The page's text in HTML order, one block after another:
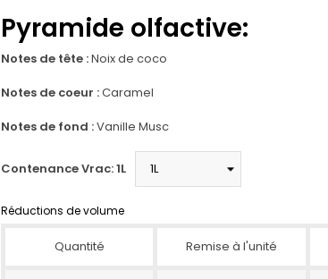
Pyramide olfactive:
Notes de tête :Noix de coco
Notes de coeur :Caramel
Notes de fond :Vanille Musc
Contenance Vrac: 1L
Réductions de volume
Quantité Remise à l'unité